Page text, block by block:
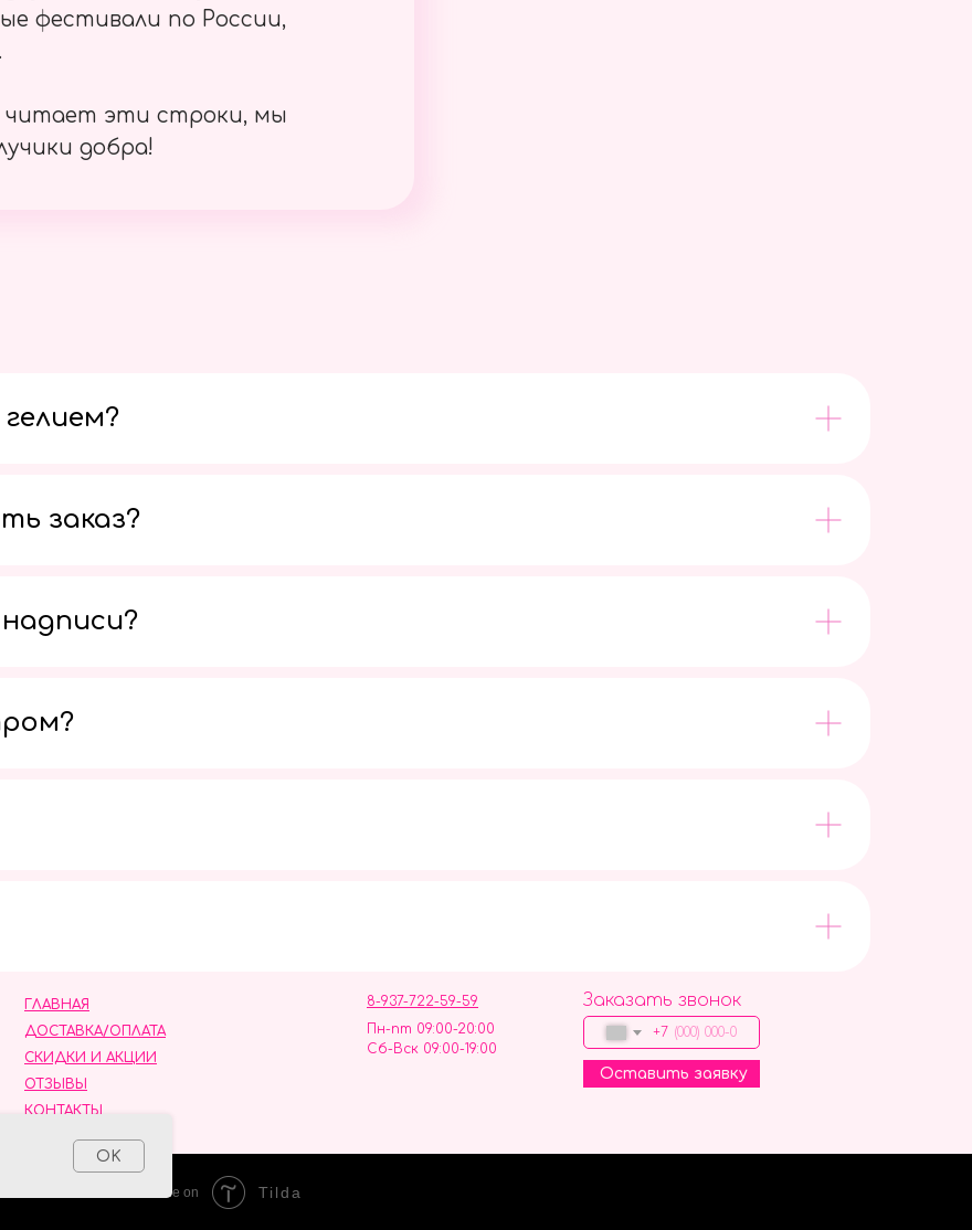
OK
фестивали по России,
читает эти строки, мы
добра!
заказ?
ОТЗЫВЫ
ГЛАВНАЯ
ДОСТАВКА/ОПЛАТА
СКИДКИ И АКЦИИ
КОНТАКТЫ
8-937-722-59-59
Пн-пт 09:00-20:00
Сб-Вск 09:00-19:00
Заказать звонок
+7
Оставить заявку
данных
Made on Tilda